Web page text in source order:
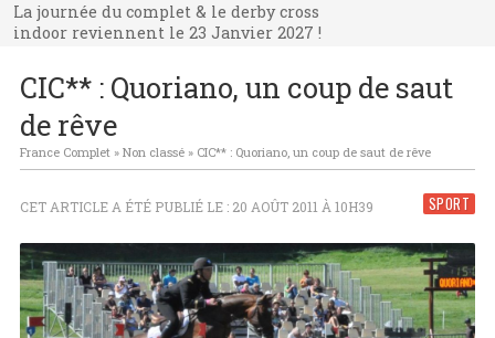
La journée du complet & le derby cross
indoor reviennent le 23 Janvier 2027 !
indoor reviennent le 23 Janvier 2027 !
CIC** : Quoriano, un coup de saut
de rêve
France Complet» Non classé» CIC** : Quoriano, un coup de saut de rêve
SPORT
CET ARTICLE A ÉTÉ PUBLIÉ LE : 20 AOÛT 2011 À 10H39